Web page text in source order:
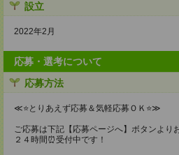
設立
2022年2月
応募・選考について
応募方法
≪⭐とりあえず応募＆気軽応募ＯＫ⭐≫
ご応募は下記【応募ページへ】ボタンより
２４時間⏰受付中です！